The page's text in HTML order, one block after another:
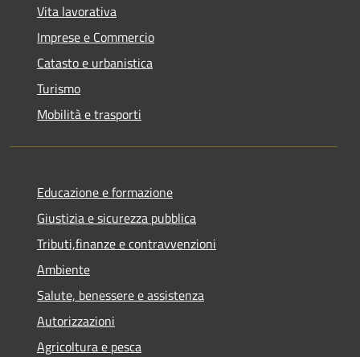
Vita lavorativa
Imprese e Commercio
Catasto e urbanistica
Turismo
Mobilità e trasporti
Educazione e formazione
Giustizia e sicurezza pubblica
Tributi,finanze e contravvenzioni
Ambiente
Salute, benessere e assistenza
Autorizzazioni
Agricoltura e pesca